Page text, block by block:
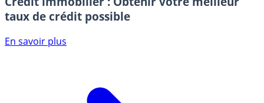
taux de crédit possible
En savoir plus